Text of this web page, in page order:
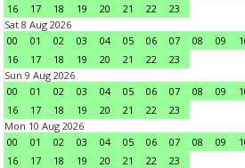
16
17 18 19 20 21 22
23
Sat 8 Aug 2026
00
01 02 03 04 05 06 07 08 09
16
17 18 19 20 21 22
23
Sun 9 Aug 2026
00
01 02 03 04 05 06 07 08 09
16
17 18 19 20 21 22
23
Mon 10 Aug 2026
00
01 02 03 04 05 06 07 08 09
16
17 18 19 20 21 22
23